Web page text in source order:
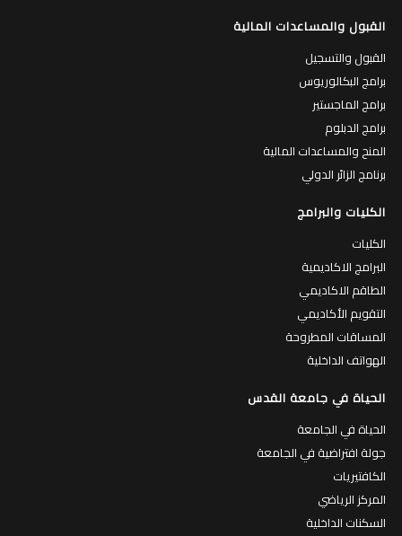
القبول والمساعدات المالية
القبول والتسجيل
برامج البكالوريوس
برامج الماجستير
برامج الدبلوم
المنح والمساعدات المالية
برنامج الزائر الدولي
الكليات والبرامج
الكليات
البرامج الاكاديمية
الطاقم الاكاديمي
التقويم الأكاديمي
المساقات المطروحة
الهواتف الداخلية
الحياة في جامعة القدس
الحياة في الجامعة
جولة افتراضية في الجامعة
الكافتيريات
المركز الرياضي
السكنات الداخلية